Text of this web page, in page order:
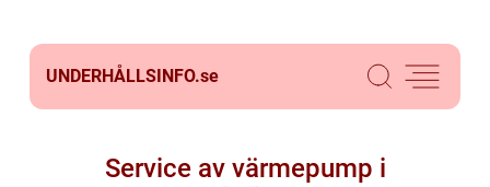
UNDERHÅLLSINFO.se
Service av värmepump i